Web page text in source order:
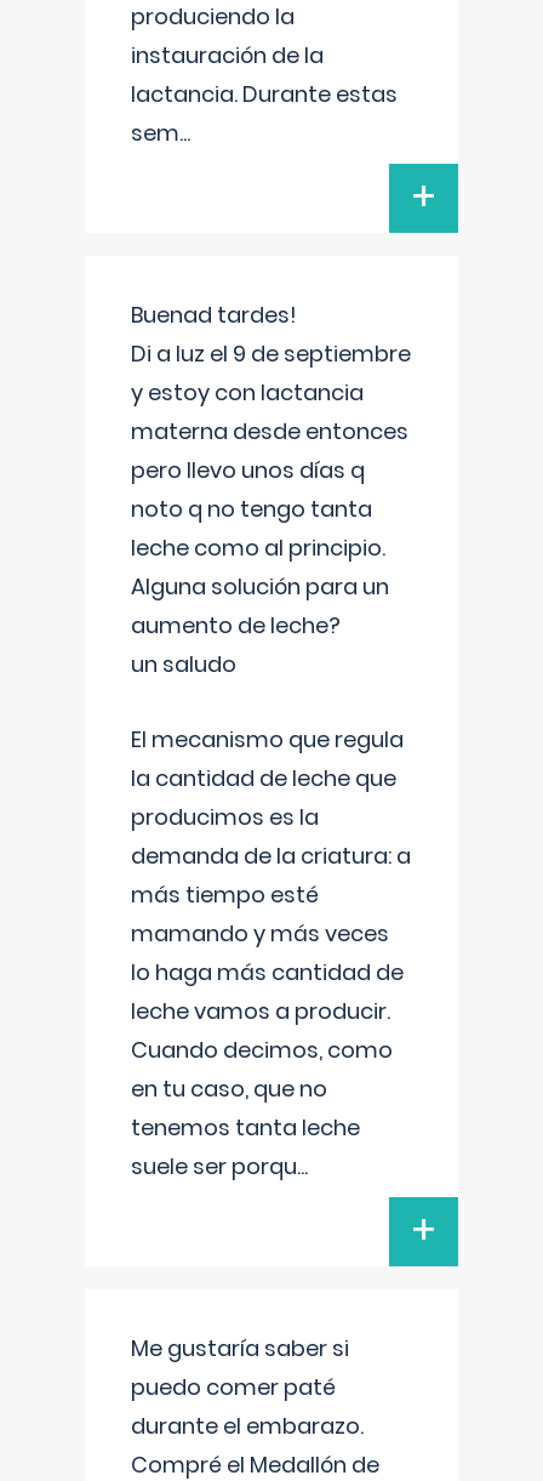
produciendo la
instauración de la
lactancia. Durante estas
sem...
+
Buenad tardes!
Di a luz el 9 de septiembre
y estoy con lactancia
materna desde entonces
pero llevo unos días q
noto q no tengo tanta
leche como al principio.
Alguna solución para un
aumento de leche?
un saludo
El mecanismo que regula
la cantidad de leche que
producimos es la
demanda de la criatura: a
más tiempo esté
mamando y más veces
lo haga más cantidad de
leche vamos a producir.
Cuando decimos, como
en tu caso, que no
tenemos tanta leche
suele ser porqu...
+
Me gustaría saber si
puedo comer paté
durante el embarazo.
Compré el Medallón de